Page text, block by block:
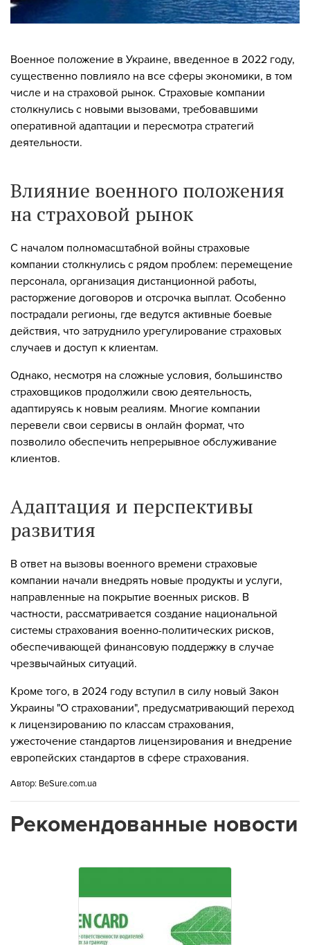
Военное положение в Украине, введенное в 2022 году,
существенно повлияло на все сферы экономики, в том
числе и на страховой рынок. Страховые компании
столкнулись с новыми вызовами, требовавшими
оперативной адаптации и пересмотра стратегий
деятельности.
Влияние военного положения
на страховой рынок
С началом полномасштабной войны страховые
компании столкнулись с рядом проблем: перемещение
персонала, организация дистанционной работы,
расторжение договоров и отсрочка выплат. Особенно
пострадали регионы, где ведутся активные боевые
действия, что затруднило урегулирование страховых
случаев и доступ к клиентам.
Однако, несмотря на сложные условия, большинство
страховщиков продолжили свою деятельность,
адаптируясь к новым реалиям. Многие компании
перевели свои сервисы в онлайн формат, что
позволило обеспечить непрерывное обслуживание
клиентов.
Адаптация и перспективы
развития
В ответ на вызовы военного времени страховые
компании начали внедрять новые продукты и услуги,
направленные на покрытие военных рисков. В
частности, рассматривается создание национальной
системы страхования военно-политических рисков,
обеспечивающей финансовую поддержку в случае
чрезвычайных ситуаций.
Кроме того, в 2024 году вступил в силу новый Закон
Украины "О страховании", предусматривающий переход
к лицензированию по классам страхования,
ужесточение стандартов лицензирования и внедрение
европейских стандартов в сфере страхования.
Автор: BeSure.com.ua
Рекомендованные новости